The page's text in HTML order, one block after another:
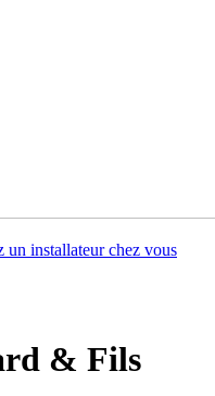
un installateur chez vous
& Fils